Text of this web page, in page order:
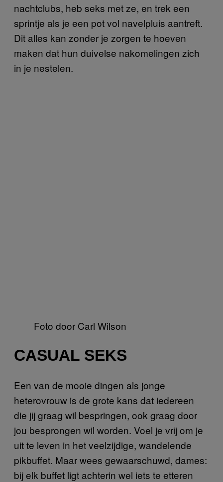
nachtclubs, heb seks met ze, en trek een
sprintje als je een pot vol navelpluis aantreft.
Dit alles kan zonder je zorgen te hoeven
maken dat hun duivelse nakomelingen zich
in je nestelen.
Foto door Carl Wilson
CASUAL SEKS
Een van de mooie dingen als jonge
heterovrouw is de grote kans dat iedereen
die jij graag wil bespringen, ook graag door
jou besprongen wil worden. Voel je vrij om je
uit te leven in het veelzijdige, wandelende
pikbuffet. Maar wees gewaarschuwd, dames:
bij elk buffet ligt achterin wel iets te etteren